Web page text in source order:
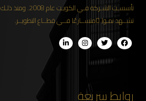
تأسسـت الشـركة فـي
تشــهد نمـواِ ًمتســارعًا فــي قطــاع التطويــر.
روابط سريعة